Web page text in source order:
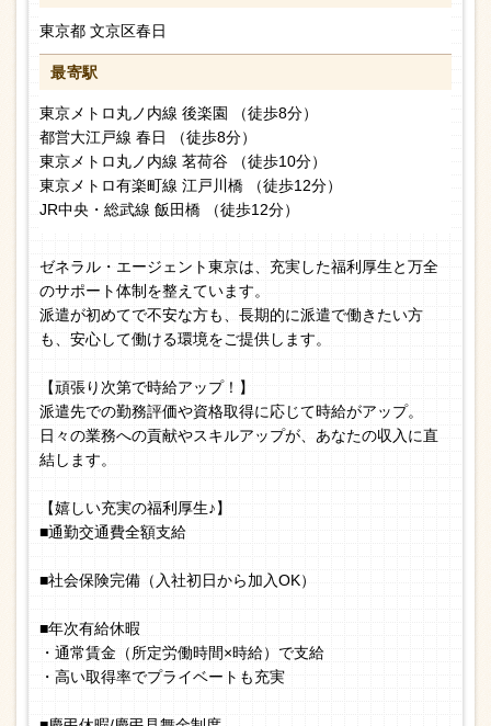
東京都 文京区春日
最寄駅
東京メトロ丸ノ内線 後楽園 （徒歩8分）
都営大江戸線 春日 （徒歩8分）
東京メトロ丸ノ内線 茗荷谷 （徒歩10分）
東京メトロ有楽町線 江戸川橋 （徒歩12分）
JR中央・総武線 飯田橋 （徒歩12分）
ゼネラル・エージェント東京は、充実した福利厚生と万全
のサポート体制を整えています。
派遣が初めてで不安な方も、長期的に派遣で働きたい方
も、安心して働ける環境をご提供します。
【頑張り次第で時給アップ！】
派遣先での勤務評価や資格取得に応じて時給がアップ。
日々の業務への貢献やスキルアップが、あなたの収入に直
結します。
【嬉しい充実の福利厚生♪】
■通勤交通費全額支給
■社会保険完備（入社初日から加入OK）
■年次有給休暇
・通常賃金（所定労働時間×時給）で支給
・高い取得率でプライベートも充実